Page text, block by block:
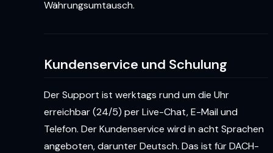
Währungsumtausch.
Kundenservice und Schulung
Der Support ist werktags rund um die Uhr
erreichbar (24/5) per Live-Chat, E-Mail und
Telefon. Der Kundenservice wird in acht Sprachen
angeboten, darunter Deutsch. Das ist für DACH-